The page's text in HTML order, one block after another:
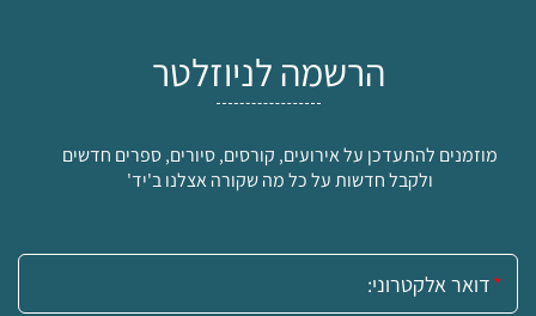
הרשמה לניוזלטר
מוזמנים להתעדכן על אירועים, קורסים, סיורים, ספרים חדשים
ולקבל חדשות על כל מה שקורה אצלנו ב'יד'
אימייל: